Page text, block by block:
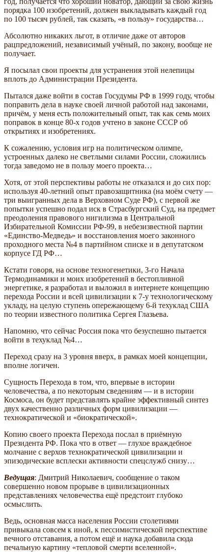
порядка 100 изобретений, должен выкладывать каждый год
по 100 тысяч рублей, так сказать, «в пользу» государства…
Абсолютно никаких льгот, в отличие даже от авторов
рацпредложений, независимый учёный, по закону, вообще не
получает.
Я посылал свои проекты для устранения этой нелепицы
вплоть до Администрации Президента.
Пытался даже войти в состав Госудумы РФ в 1999 году, чтобы
поправить дела в науке своей личной работой над законами,
причём, у меня есть положительный опыт, так как семь моих
поправок в конце 80-х годов учтено в законе СССР об
открытиях и изобретениях.
К сожалению, условия игр на политическом олимпе,
устроенных далеко не светлыми силами России, сложились
тогда заведомо не в пользу моего проекта…
Хотя, от этой перспективы работы не отказался и до сих пор:
используя 40-летний опыт правозащитника (на моём счету —
три выигранных дела в Верховном Суде РФ), с первой же
попытки успешно подал иск в Страсбургский Суд, на предмет
преодоления правового нигилизма в Центральной
Избирательной Комиссии РФ-99, в небезизвестной партии
«Единство-Медведь» и восстановления моего законного
проходного места №4 в партийном списке и в депутатском
корпусе ГД РФ…
Кстати говоря, на основе техногенетики, 3-го Начала
Термодинамики и моих изобретений в бестопливной
энергетике, я разработал и выложил в интернете концепцию
перехода России и всей цивилизации к 7-у технологическому
укладу, на целую ступень опережающему 6-й техуклад США
по теории известного политика Сергея Глазьева.
Напомню, что сейчас Россия пока что безуспешно пытается
войти в техуклад №4…
Переход сразу на 3 уровня вверх, в рамках моей концепции,
вполне логичен.
Сущность Перехода в том, что, впервые в истории
человечества, а по некоторым сведениям — и в истории
Космоса, он будет представлять крайне эффективный синтез
двух качественно различных форм цивилизации —
технократической и «биократической».
Копию своего проекта Перехода послал в приёмную
Президента РФ. Пока что в ответ — глухое враждебное
молчание с верхов технократической цивилизации и
эпизодические всплески активности спецслужб снизу…
Ведущая: Дмитрий Николаевич, сообщение о таком
совершенно новом прорыве в цивилизационных
представлениях человечества ещё предстоит глубоко
осмыслить.
Ведь, основная масса населения России столетиями
привыкала совсем к иной, к пессимистической перспективе
вечного отставания, а потом ещё и наука добавила сюда
печальную картину «тепловой смерти вселенной».